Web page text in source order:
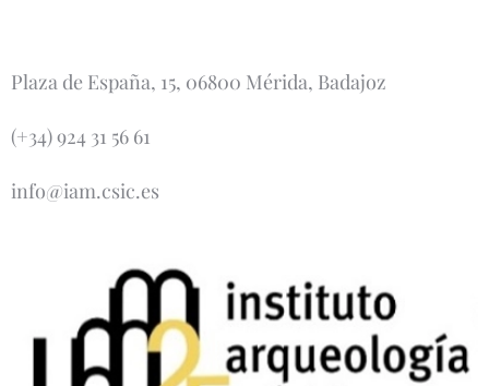
Plaza de España, 15, 06800 Mérida, Badajoz
(+34) 924 31 56 61
info@iam.csic.es